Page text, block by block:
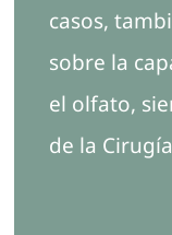
casos,
sobre la
el olfato,
de la